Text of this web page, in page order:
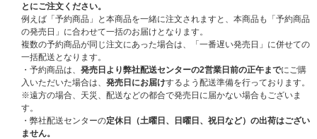
11. 「指の話」(2022.4.17 at 滋賀県立芸術劇場 びわ湖ホール)
ボーナストラック
12. 「お前出ろよ！」(2022.5.20 at ロームシアター京都)
ボーナストラック
13.
ボーナストラック
とにご注文ください。
例えば「予約商品」と本商品を一緒に注文されますと、本商品も「予約商品
の発売日」に合わせて一括のお届けとなります。
複数の予約商品が同じ注文にあった場合は、「一番遅い発売日」に併せての
一括配送となります。
・予約商品は、 発売日より弊社配送センターの2営業日前の正午までにご購
入いただいた場合は、 発売日にお届けするよう配送準備を行っております。
※遠方の場合、天災、配送などの都合で発売日に届かない場合もございま
す。
・弊社配送センターの定休日（土曜日、日曜日、祝日など）の出荷はござい
ません。